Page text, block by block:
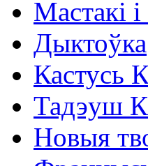
Мастакі i
Дыктоўка
Кастусь
Тадэуш
Новыя